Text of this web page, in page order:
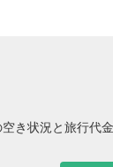
き状況と旅行代